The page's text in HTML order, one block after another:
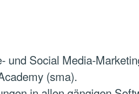
Social Media-
(sma).